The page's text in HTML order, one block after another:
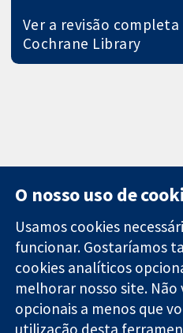
Ver a revisão completa
Cochrane Library
Evidências
confiáveis.
Decisões
11-13
Square
Londres
W1G 0AN
Reino
O nosso uso de
Usamos cookies
funcionar. Gostaríamos
cookies analíticos
melhorar nosso site.
opcionais a menos que
utilização desta